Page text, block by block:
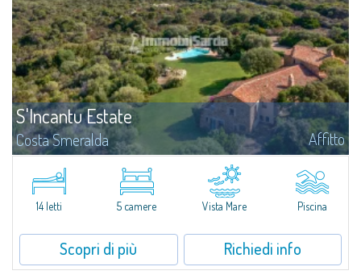
S'Incantu Estate
Costa Smeralda Affitto
S'Incantu Estate gode di una posizione privilegiata alle porte della Costa
Smeralda, ideale per chi desidera la comodità di una location strategia
senza rinunciare ad avere i migliori servizi sempre a portata di mano...
14 letti 5 camere Vista Mare Piscina
Scopri di più Richiedi info